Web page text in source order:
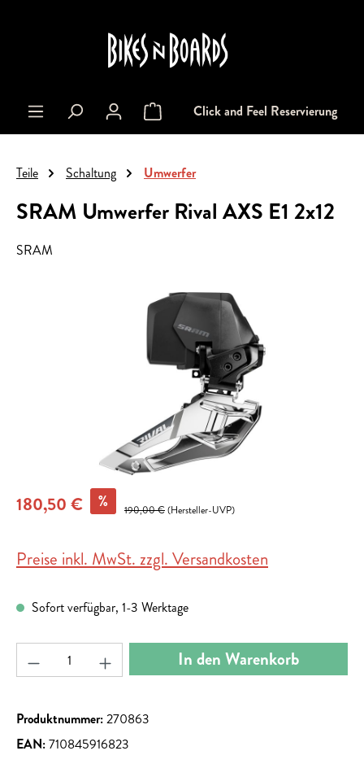
Warenkorb enthält 0 Positionen. Der
Click and Feel Reservierung
Teile Schaltung Umwerfer
SRAM Umwerfer Rival AXS E1 2x12
SRAM
180,50 € % 190,00 €(Hersteller-UVP)
Preise inkl. MwSt. zzgl. Versandkosten
Sofort verfügbar, 1-3 Werktage
Produkt Anzahl: Gib den gewünschten Wert ein
In den Warenkorb
Produktnummer:270863
EAN:710845916823